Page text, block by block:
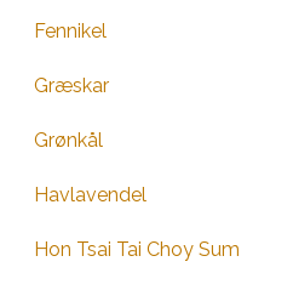
Fennikel
Græskar
Grønkål
Havlavendel
Hon Tsai Tai Choy Sum